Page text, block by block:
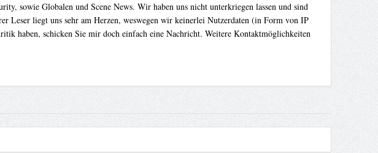
sowie Globalen und Scene News. Wir haben uns nicht unterkriegen lassen und sind
Leser liegt uns sehr am Herzen, weswegen wir keinerlei Nutzerdaten (in Form von IP
haben, schicken Sie mir doch einfach eine Nachricht. Weitere Kontaktmöglichkeiten